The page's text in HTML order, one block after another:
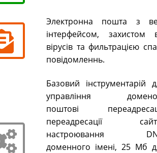
Электронна пошта з
інтерфейсом, захистом
вірусів та фильтрацією
повідомленнь.
Базовий інструментарій
управління
поштові
переадресації
настроювання
доменного імені, 25 Мб